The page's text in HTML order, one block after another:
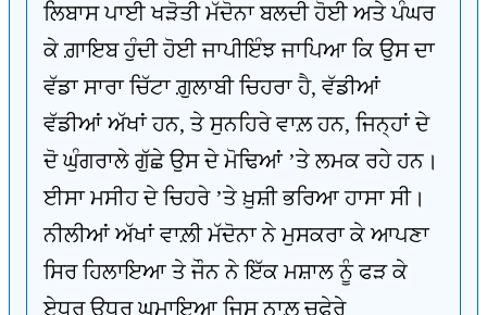
ਲਿਬਾਸ ਪਾਈ ਖੜੋਤੀ ਮੱਦੋਨਾ ਬਲਦੀ ਹੋਈ ਅਤੇ ਪੰਘਰ
ਕੇ ਗ਼ਾਇਬ ਹੁੰਦੀ ਹੋਈ ਜਾਪੀਇੰਝ ਜਾਪਿਆ ਕਿ ਉਸ ਦਾ
ਵੱਡਾ ਸਾਰਾ ਚਿੱਟਾ ਗ਼ੁਲਾਬੀ ਚਿਹਰਾ ਹੈ, ਵੱਡੀਆਂ
ਵੱਡੀਆਂ ਅੱਖਾਂ ਹਨ, ਤੇ ਸੁਨਹਿਰੇ ਵਾਲ਼ ਹਨ, ਜਿਨ੍ਹਾਂ ਦੇ
ਦੋ ਘੁੰਗਰਾਲੇ ਗੁੱਛੇ ਉਸ ਦੇ ਮੋਢਿਆਂ ’ਤੇ ਲਮਕ ਰਹੇ ਹਨ।
ਈਸਾ ਮਸੀਹ ਦੇ ਚਿਹਰੇ ’ਤੇ ਖ਼ੁਸ਼ੀ ਭਰਿਆ ਹਾਸਾ ਸੀ।
ਨੀਲੀਆਂ ਅੱਖਾਂ ਵਾਲ਼ੀ ਮੱਦੋਨਾ ਨੇ ਮੁਸਕਰਾ ਕੇ ਆਪਣਾ
ਸਿਰ ਹਿਲਾਇਆ ਤੇ ਜੌਨ ਨੇ ਇੱਕ ਮਸ਼ਾਲ ਨੂੰ ਫੜ ਕੇ
ਏਧਰ ਉਧਰ ਘੁਮਾਇਆ ਜਿਸ ਨਾਲ਼ ਚੁਫੇਰੇ